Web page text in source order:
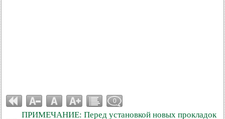
0
ПРИМЕЧАНИЕ: Перед установкой новых прокладок